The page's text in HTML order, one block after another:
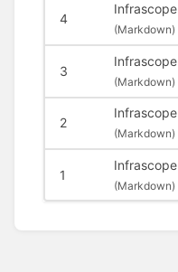
4
Infrascope
(Markdown)
3
Infrascope
(Markdown)
2
Infrascope
(Markdown)
1
Infrascope
(Markdown)